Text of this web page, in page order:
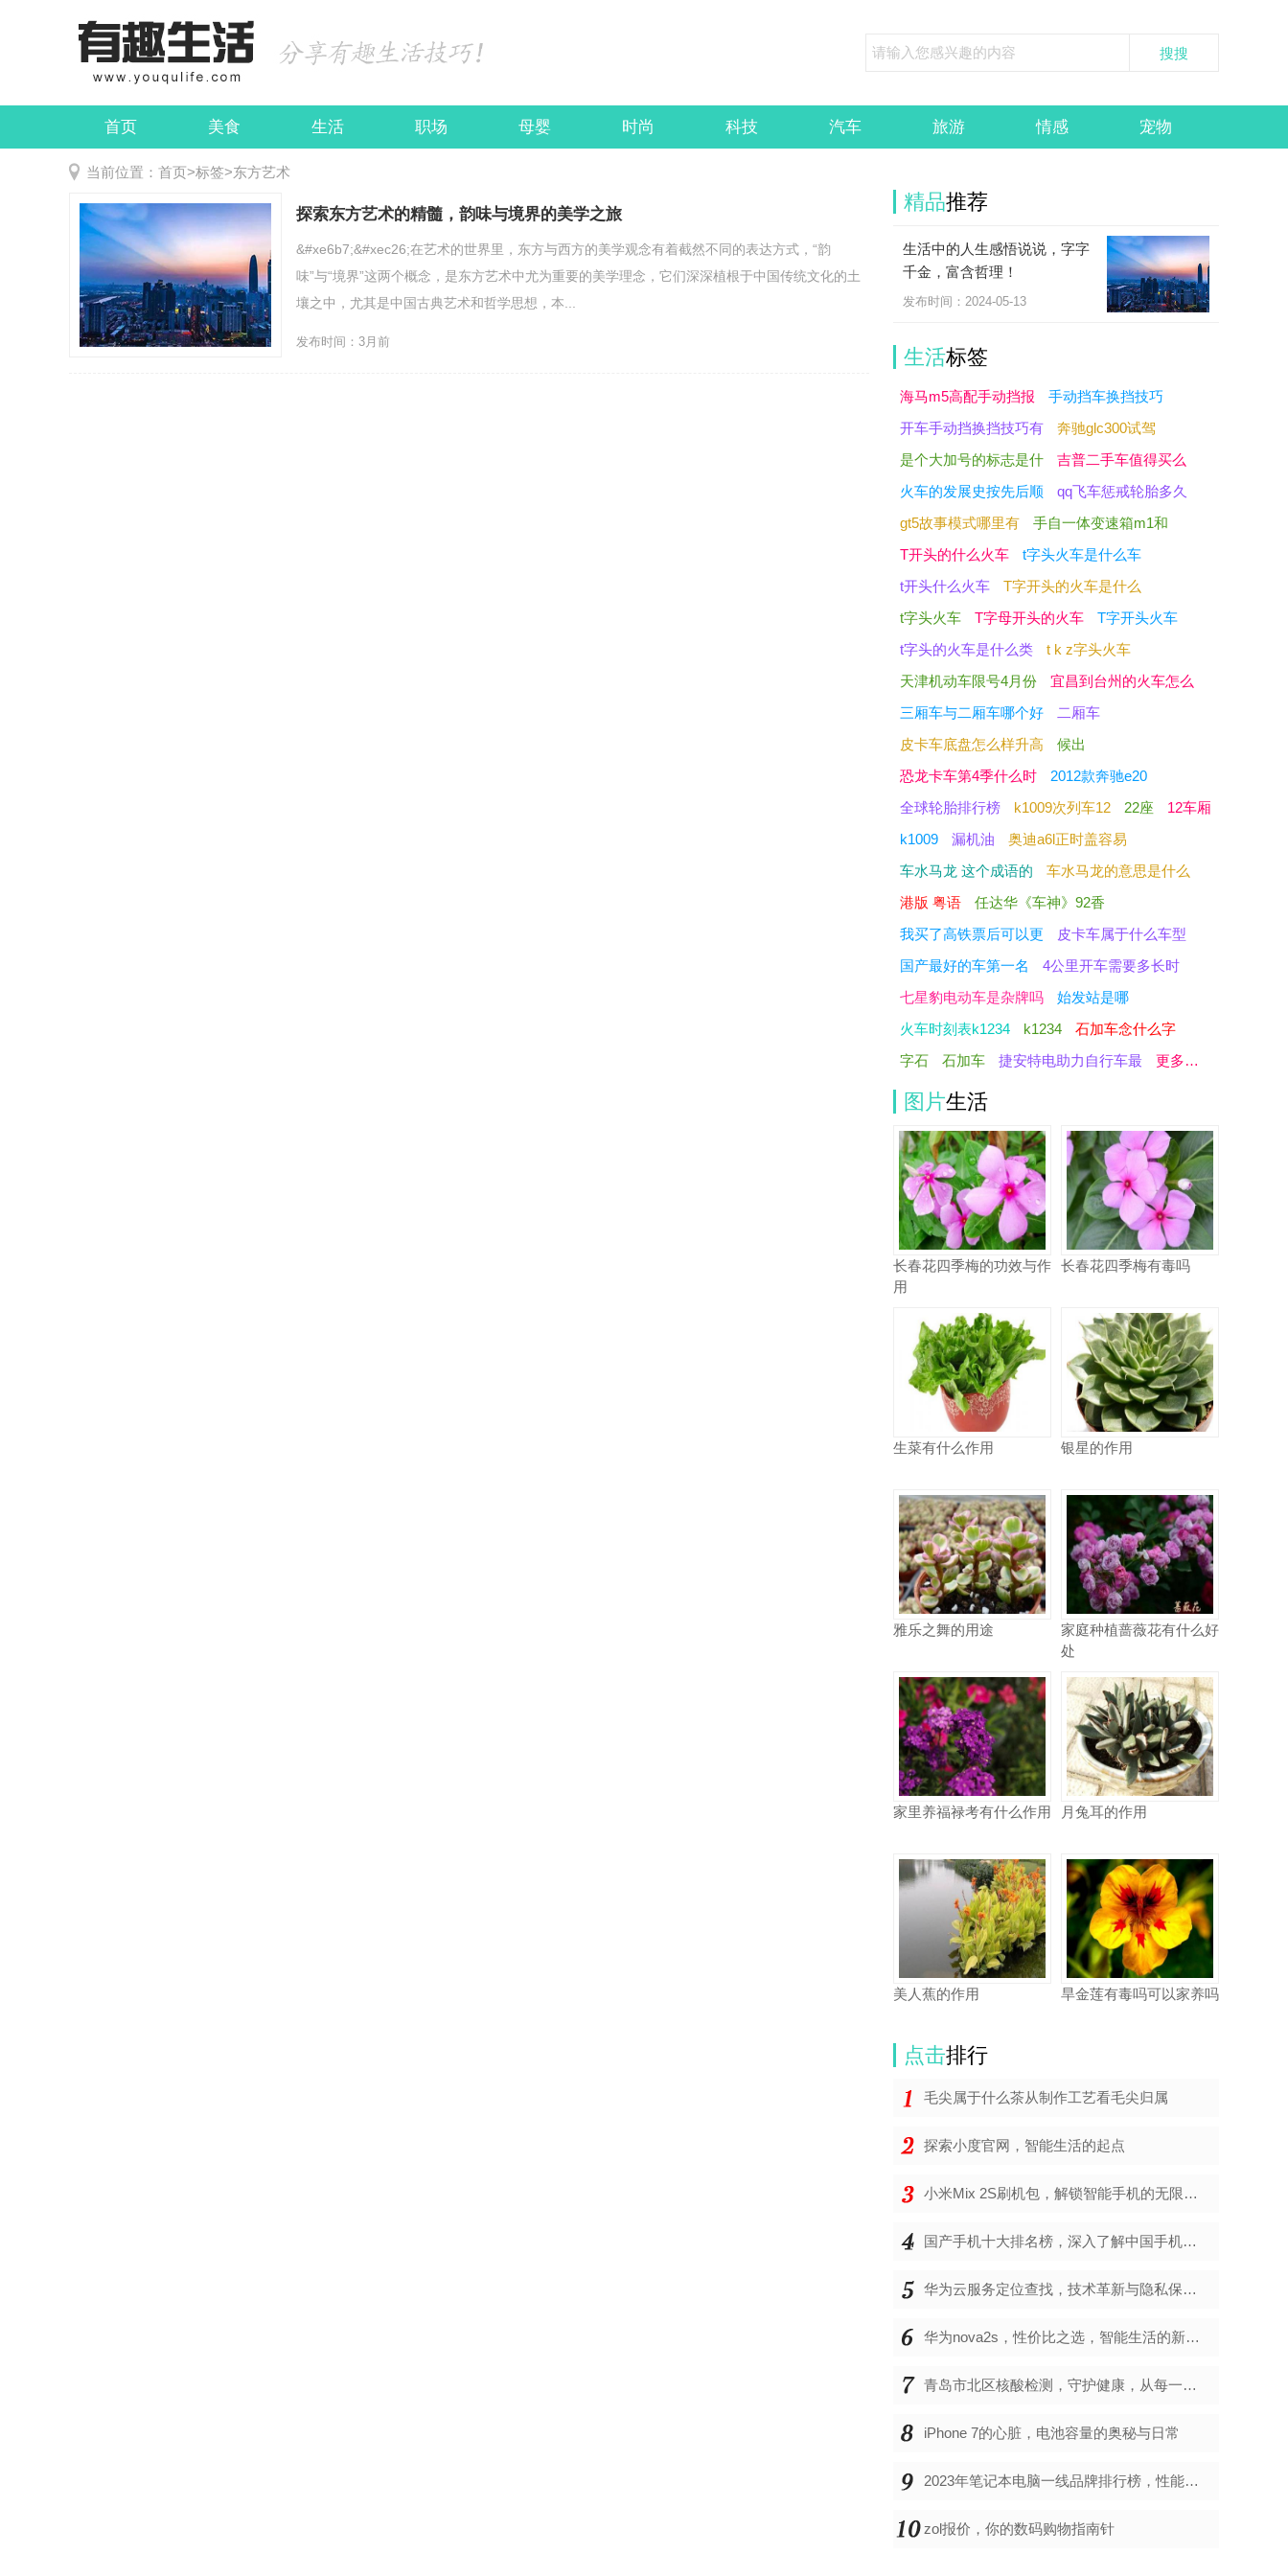
首页 美食 生活 职场 母婴 时尚 科技 汽车 旅游 情感 宠物
娱乐 民俗
当前位置： 首页>标签>东方艺术
探索东方艺术的精髓，韵味与境界的美学之旅
&#xe6b7;&#xec26;在艺术的世界里，东方与西方的美学观念有着截然不同的表达方式，“韵
味”与“境界”这两个概念，是东方艺术中尤为重要的美学理念，它们深深植根于中国传统文化的土
壤之中，尤其是中国古典艺术和哲学思想，本...
发布时间：3月前
精品推荐
生活中的人生感悟说说，字字
千金，富含哲理！
发布时间：2024-05-13
生活标签
海马m5高配手动挡报
手动挡车换挡技巧
开车手动挡换挡技巧有
奔驰glc300试驾
是个大加号的标志是什
吉普二手车值得买么
火车的发展史按先后顺
qq飞车惩戒轮胎多久
gt5故事模式哪里有
手自一体变速箱m1和
T开头的什么火车
t字头火车是什么车
t开头什么火车
T字开头的火车是什么
t字头火车
T字母开头的火车
T字开头火车
t字头的火车是什么类
t k z字头火车
天津机动车限号4月份
宜昌到台州的火车怎么
三厢车与二厢车哪个好
二厢车
皮卡车底盘怎么样升高
候出
恐龙卡车第4季什么时
2012款奔驰e20
全球轮胎排行榜
k1009次列车12 22座
12车厢
k1009
漏机油
奥迪a6l正时盖容易
车水马龙 这个成语的
车水马龙的意思是什么
港版 粤语
任达华《车神》92香
我买了高铁票后可以更
皮卡车属于什么车型
国产最好的车第一名
4公里开车需要多长时
七星豹电动车是杂牌吗
始发站是哪
火车时刻表k1234
k1234
石加车念什么字
字石
石加车 捷安特电助力自行车最 更多…
图片生活
长春花四季梅的功效与作
用
长春花四季梅有毒吗
生菜有什么作用 银星的作用
雅乐之舞的用途
家庭种植蔷薇花有什么好
处
家里养福禄考有什么作用 月兔耳的作用
美人蕉的作用 旱金莲有毒吗可以家养吗
点击排行
毛尖属于什么茶从制作工艺看毛尖归属
探索小度官网，智能生活的起点
小米Mix 2S刷机包，解锁智能手机的无限可能
国产手机十大排名榜，深入了解中国手机市场的佼佼者
华为云服务定位查找，技术革新与隐私保护的双重奏
华为nova2s，性价比之选，智能生活的新伙伴
青岛市北区核酸检测，守护健康，从每一次检测开始
iPhone 7的心脏，电池容量的奥秘与日常
2023年笔记本电脑一线品牌排行榜，性能、创新与用户满意度的综合考量
zol报价，你的数码购物指南针